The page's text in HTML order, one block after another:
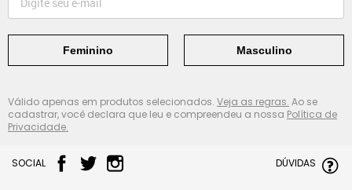
Feminino Masculino
Válido apenas em produtos selecionados. Veja as regras. Ao se
cadastrar, você declara que leu e compreendeu a nossa Política de
Privacidade.
SOCIAL DÚVIDAS